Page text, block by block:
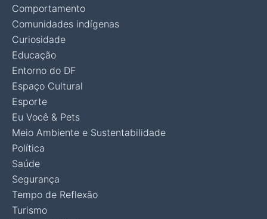
Comportamento
Comunidades indígenas
Curiosidade
Educação
Entorno do DF
Espaço Cultural
Esporte
Eu Você & Pets
Meio Ambiente e Sustentabilidade
Política
Saúde
Segurança
Tempo de Reflexão
Turismo